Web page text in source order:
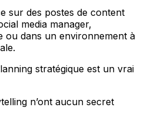
sur des postes de content
media manager,
ou dans un environnement à
stratégique est un vrai
n’ont aucun secret